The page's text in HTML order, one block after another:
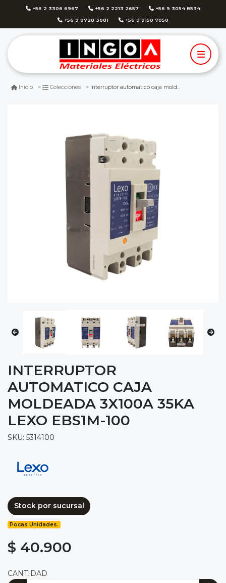
+56 2 3306 6967 +56 2 2213 2657 +56 9 3054 8534
+56 9 8728 3081 +56 9 9150 7050
Inicio Colecciones Interruptor automatico caja moldeada 3x100a 35ka lexo ebs1m-100
INTERRUPTOR
AUTOMATICO CAJA
MOLDEADA 3X100A 35KA
LEXO EBS1M-100
SKU: 5314100
Stock por sucursal
Pocas Unidades.
$ 40.900
CANTIDAD